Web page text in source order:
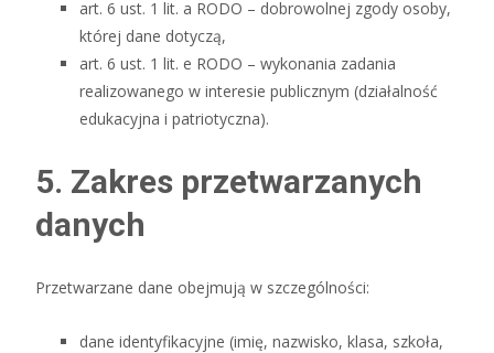
art. 6 ust. 1 lit. a RODO – dobrowolnej zgody osoby,
której dane dotyczą,
art. 6 ust. 1 lit. e RODO – wykonania zadania
realizowanego w interesie publicznym (działalność
edukacyjna i patriotyczna).
5. Zakres przetwarzanych
danych
Przetwarzane dane obejmują w szczególności:
dane identyfikacyjne (imię, nazwisko, klasa, szkoła,